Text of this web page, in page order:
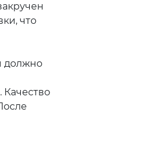
что
должно